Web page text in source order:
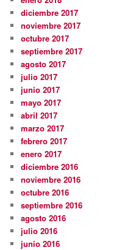
diciembre 2017
noviembre 2017
octubre 2017
septiembre 2017
agosto 2017
julio 2017
junio 2017
mayo 2017
abril 2017
marzo 2017
febrero 2017
enero 2017
diciembre 2016
noviembre 2016
octubre 2016
septiembre 2016
agosto 2016
julio 2016
junio 2016